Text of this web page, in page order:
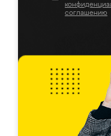
соглашению